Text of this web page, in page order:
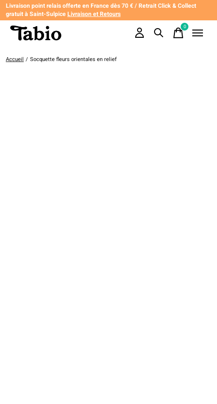
Livraison point relais offerte en France dès 70 € / Retrait Click & Collect
gratuit à Saint-SulpiceLivraison et Retours
0items
Accueil / Socquette fleurs orientales en relief